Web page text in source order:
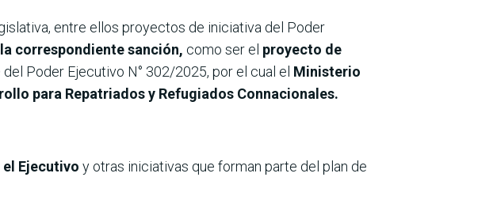
entre ellos proyectos de iniciativa del Poder
correspondiente sanción, como ser el proyecto de
Poder Ejecutivo N° 302/2025, por el cual el Ministerio
para Repatriados y Refugiados Connacionales.
Ejecutivo y otras iniciativas que forman parte del plan de